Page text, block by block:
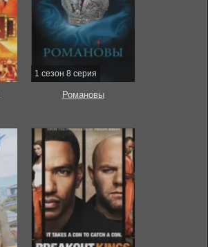
1 сезон 8 серия
Романовы